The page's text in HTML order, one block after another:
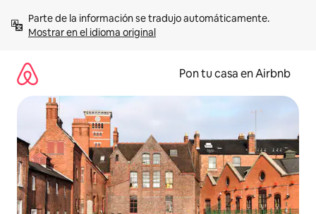
contenidoMostrar en el idioma original
Pon tu casa en Airbnb